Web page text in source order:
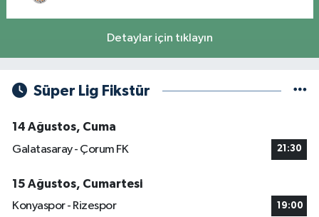
Detaylar için tıklayın
Süper Lig Fikstür
14 Ağustos, Cuma
Galatasaray - Çorum FK
21:30
15 Ağustos, Cumartesi
Konyaspor - Rizespor
19:00